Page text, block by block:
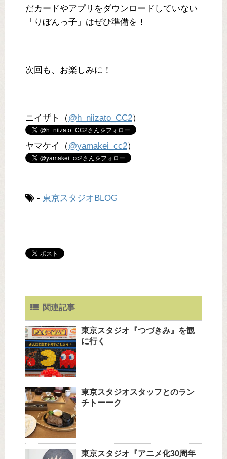
だカードやアプリをダウンロードしていない
「りぼんっ子」はぜひ準備を！
次回も、お楽しみに！
ニイザト（@h_niizato_CC2）
ヤマケイ（@yamakei_cc2）
- 東京スタジオBLOG
関連記事
東京スタジオ『つづきみ』を観
に行く
東京スタジオスタッフとのラン
チトーーク
東京スタジオ『アニメ化30周年